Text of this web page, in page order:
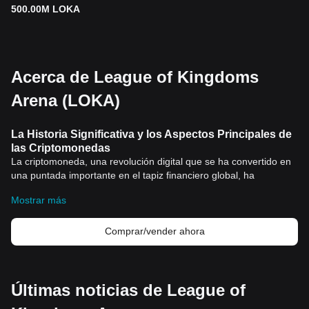
500.00M LOKA
Acerca de League of Kingdoms
Arena (LOKA)
La Historia Significativa y los Aspectos Principales de
las Criptomonedas
La criptomoneda, una revolución digital que se ha convertido en
una puntada importante en el tapiz financiero global, ha
convencionales. Desde su creación, las criptomonedas han
demostrado ser un tour de force en el mundo financiero,
revolviendo toda la comprensión económica al proporcionar una
alternativa a las monedas tradicionales respaldadas por el
Lacriptomonedatomó su forma inicial en 2008, cuando una
persona o grupo de personas bajo el alias de Satoshi Nakamoto
Mostrar más
Comprar/vender ahora
Últimas noticias de League of